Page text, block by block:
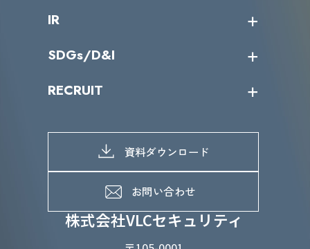
株式会社VLCセキュリティ
パートナー企業一覧
カテゴリー別サービス一覧
IR
IRカレンダー
IRライブラリー
よくあるご質問
SDGs/D&I
当グループのマテリアリティ
SDGs推進体制
D&Iの取り組み
RECRUIT
募集職種一覧
メッセージ
メンバーインタビュー
資料ダウンロード
お問い合わせ